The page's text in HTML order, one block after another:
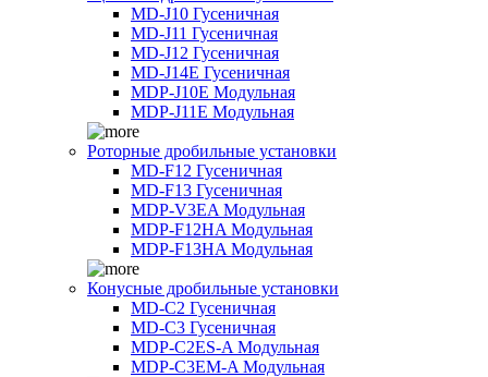
MD-J10 Гусеничная
MD-J11 Гусеничная
MD-J12 Гусеничная
MD-J14E Гусеничная
MDP-J10E Модульная
MDP-J11E Модульная
Роторные дробильные установки
MD-F12 Гусеничная
MD-F13 Гусеничная
MDP-V3EA Модульная
MDP-F12HA Модульная
MDP-F13HA Модульная
Конусные дробильные установки
MD-C2 Гусеничная
MD-C3 Гусеничная
MDP-C2ES-A Модульная
MDP-C3EM-A Модульная